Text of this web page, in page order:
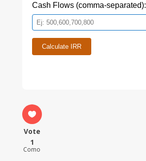
Cash Flows (comma-separated):
Calculate IRR
Vote
1
Como